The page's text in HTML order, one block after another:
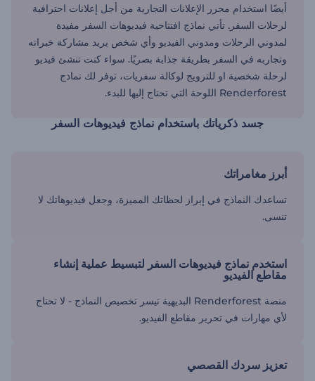
أيضًا استخدام محرر الإعلانات التجارية من أجل إعلانات احترافية
لرحلات السفر. تأتي نماذج افتتاحية فيديوهات السفر مفيدة
لمدوني الرحلات ومدوني الفيديو وأي شخص يريد مشاركة خبراته
وتجاربه في السفر بطريقة جذابة بصريًا. سواء كنت تنشئ فيديو
لرحلة شخصية او للترويج لوكالة سفريات، توفر لك نماذج
Renderforest اللوحة التي تحتاج إليها للبدء.
جسد ذكرياتك باستخدام نماذج فيديوهات السفر
أبرز مغامراتك
تساعدك النماذج في إبراز لحظاتك المميزة، وجعل فيديوهاتك لا
تنسى.
استخدم نماذج فيديوهات السفر لتبسيط عملية إنشاء
مقاطع الفيديو
منصة Renderforest البديهية تيسر تخصيص النماذج - لا تحتاج
لأي مهارات في تحرير مقاطع الفيديو.
تعزيز سردك القصصي